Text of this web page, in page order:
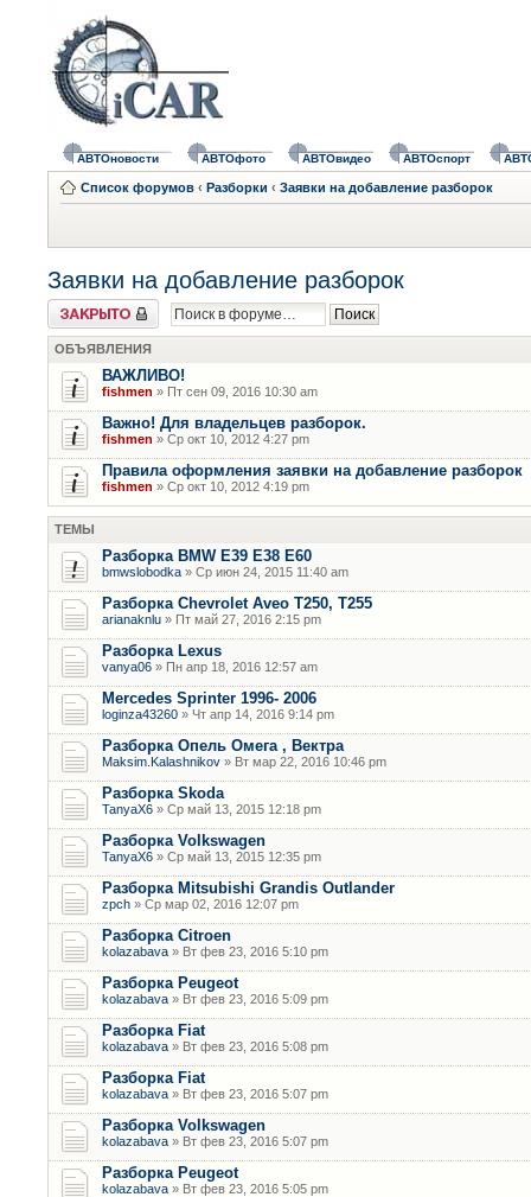
АВТОновости АВТОфото АВТОвидео АВТОспорт
Список форумов ‹ Разборки ‹ Заявки на добавление разборок
Заявки на добавление разборок
Форум закрыт
ОБЪЯВЛЕНИЯ
ВАЖЛИВО!
fishmen » Пт сен 09, 2016 10:30 am
Важно! Для владельцев разборок.
fishmen » Ср окт 10, 2012 4:27 pm
Правила оформления заявки на добавление разборок
fishmen » Ср окт 10, 2012 4:19 pm
ТЕМЫ
Разборка BMW E39 E38 E60
bmwslobodka » Ср июн 24, 2015 11:40 am
Разборка Chevrolet Aveo T250, T255
arianaknlu » Пт май 27, 2016 2:15 pm
Разборка Lexus
vanya06 » Пн апр 18, 2016 12:57 am
Mercedes Sprinter 1996- 2006
loginza43260 » Чт апр 14, 2016 9:14 pm
Разборка Опель Омега , Вектра
Maksim.Kalashnikov » Вт мар 22, 2016 10:46 pm
Разборка Skoda
TanyaX6 » Ср май 13, 2015 12:18 pm
Разборка Volkswagen
TanyaX6 » Ср май 13, 2015 12:35 pm
Разборка Mitsubishi Grandis Outlander
zpch » Ср мар 02, 2016 12:07 pm
Разборка Citroen
kolazabava » Вт фев 23, 2016 5:10 pm
Разборка Peugeot
kolazabava » Вт фев 23, 2016 5:09 pm
Разборка Fiat
kolazabava » Вт фев 23, 2016 5:08 pm
Разборка Fiat
kolazabava » Вт фев 23, 2016 5:07 pm
Разборка Volkswagen
kolazabava » Вт фев 23, 2016 5:07 pm
Разборка Peugeot
kolazabava » Вт фев 23, 2016 5:05 pm